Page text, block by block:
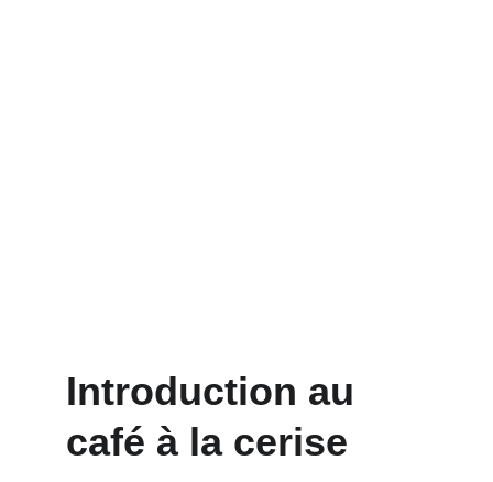
Introduction au
café à la cerise